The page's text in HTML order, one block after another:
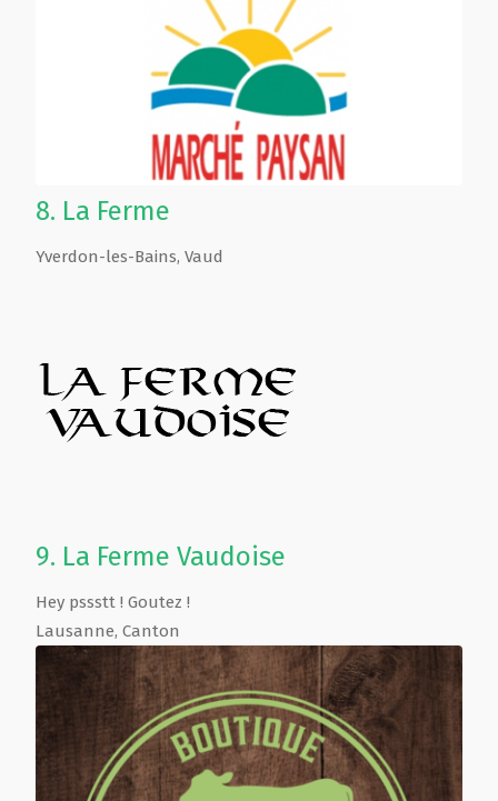
8. La Ferme
Yverdon-les-Bains, Vaud
9. La Ferme Vaudoise
Hey pssstt ! Goutez !
Lausanne, Canton